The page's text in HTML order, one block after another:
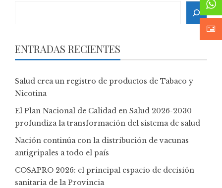
ENTRADAS RECIENTES
Salud crea un registro de productos de Tabaco y
Nicotina
El Plan Nacional de Calidad en Salud 2026-2030
profundiza la transformación del sistema de salud
Nación continúa con la distribución de vacunas
antigripales a todo el país
COSAPRO 2026: el principal espacio de decisión
sanitaria de la Provincia